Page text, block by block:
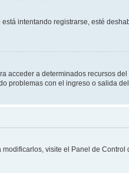
intentando registrarse, esté
a determinados recursos
con el ingreso o salida
visite el Panel de